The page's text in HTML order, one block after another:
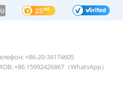
+86-20-34174605
+86 15992426867（WhatsApp）